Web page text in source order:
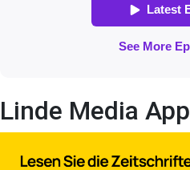
Linde Media App